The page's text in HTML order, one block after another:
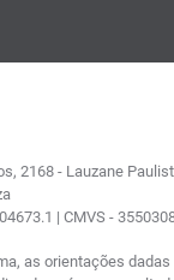
- Lauzane
| CMVS -
as orientações